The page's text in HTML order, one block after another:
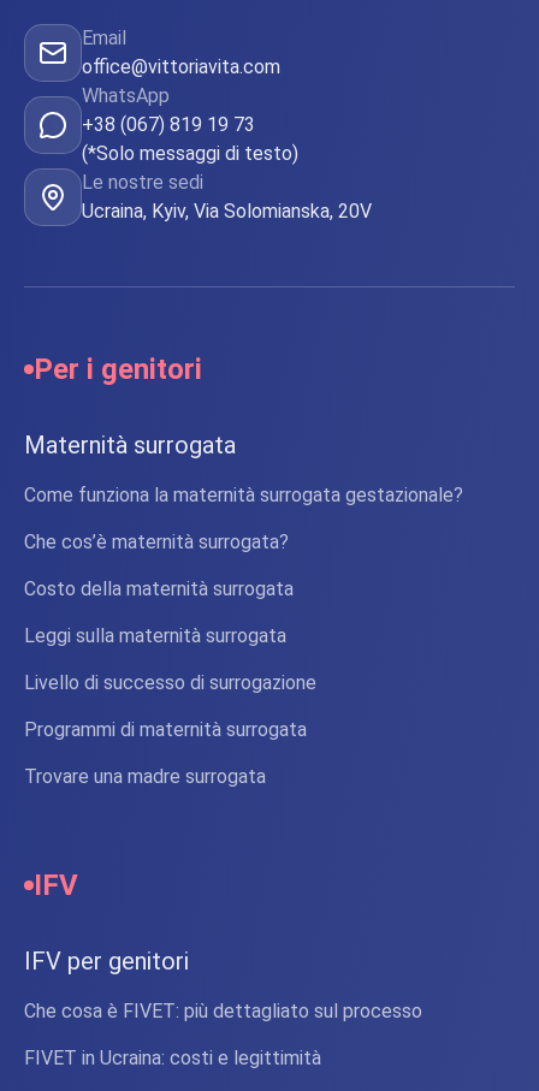
Email
office@vittoriavita.com
WhatsApp
+38 (067) 819 19 73
(*Solo messaggi di testo)
Le nostre sedi
Ucraina, Kyiv, Via Solomianska, 20V
Per i genitori
Maternità surrogata
Come funziona la maternità surrogata gestazionale?
Che cos’è maternità surrogata?
Costo della maternità surrogata
Leggi sulla maternità surrogata
Livello di successo di surrogazione
Programmi di maternità surrogata
Trovare una madre surrogata
IFV
IFV per genitori
Che cosa è FIVET: più dettagliato sul processo
FIVET in Ucraina: costi e legittimità